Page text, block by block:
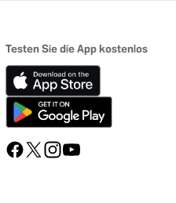
Testen Sie die App kostenlos